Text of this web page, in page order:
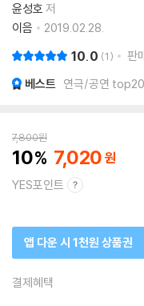
윤성호 저
이음
2019.02.28.
10.0 1 판
베스트 연극/공연
7,800원
10 7,020
YES포인트
앱 다운 시 1천원 상품권
결제혜택